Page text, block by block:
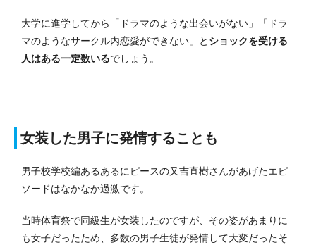
大学に進学してから「ドラマのような出会いがない」「ドラ
マのようなサークル内恋愛ができない」と ショックを受ける
人はある一定数いるでしょう。
女装した男子に発情することも
男子校学校編あるあるにピースの又吉直樹さんがあげたエピ
ソードはなかなか過激です。
当時体育祭で同級生が女装したのですが、その姿があまりに
も女子だったため、多数の男子生徒が発情して大変だったそ